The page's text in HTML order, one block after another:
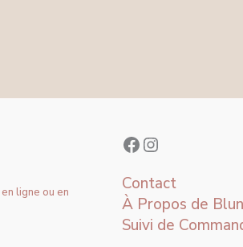
ligne ou en
Contact
À Propos de
Suivi de